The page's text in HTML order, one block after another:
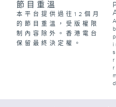
節目重溫
本平台提供過往12個月
的節目重溫，受版權限
制內容除外。香港電台
保留最終決定權。